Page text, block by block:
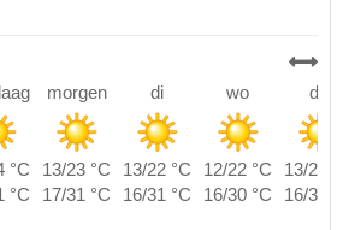
morgen di wo do
°C 13/23 °C 13/22 °C 12/22 °C
13/22
°C 17/31 °C 16/31 °C 16/30 °C 16/31